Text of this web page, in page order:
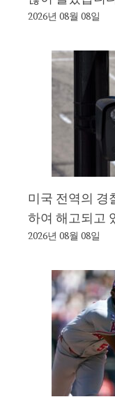
2026년 08월 08일
미국 전역의 경
하여 해고되고
2026년 08월 08일